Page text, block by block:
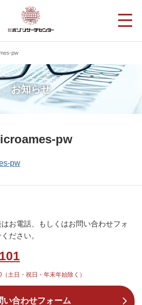
pw
お知らせ
pw
pw
お電話、もしくはお問い合わせフォ
ださい。
土日・祝日・年末年始除く）
い合わせフォーム